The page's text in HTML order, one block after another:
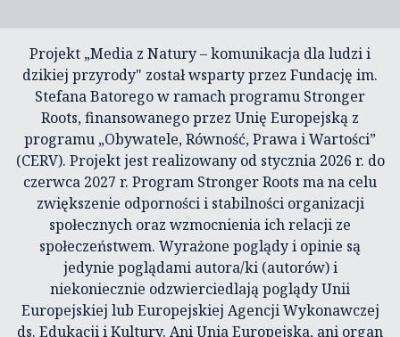
Projekt „Media z Natury – komunikacja dla ludzi i
dzikiej przyrody" został wsparty przez Fundację im.
Stefana Batorego w ramach programu Stronger
Roots, finansowanego przez Unię Europejską z
programu „Obywatele, Równość, Prawa i Wartości”
(CERV). Projekt jest realizowany od stycznia 2026 r. do
czerwca 2027 r. Program Stronger Roots ma na celu
zwiększenie odporności i stabilności organizacji
społecznych oraz wzmocnienia ich relacji ze
społeczeństwem. Wyrażone poglądy i opinie są
jedynie poglądami autora/ki (autorów) i
niekoniecznie odzwierciedlają poglądy Unii
Europejskiej lub Europejskiej Agencji Wykonawczej
ds. Edukacji i Kultury. Ani Unia Europejska, ani organ